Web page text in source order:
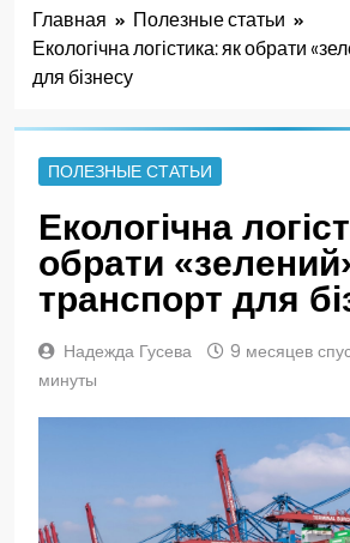
Главная
Полезные статьи
Екологічна логістика: як обрати
для бізнесу
ПОЛЕЗНЫЕ СТАТЬИ
Екологічна
обрати
транспорт для
Надежда Гусева 9 месяцев
минуты